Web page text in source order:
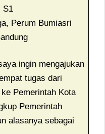
S1
Perum Bumiasri
ingin mengajukan
tugas dari
Pemerintah Kota
Pemerintah
alasanya sebagai